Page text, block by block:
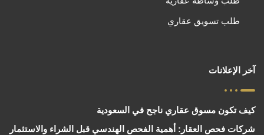
طلب تسويق عقاري
آخر الإعلانات
كيف تكون مسوق عقاري ناجح في السعودية
شركات فحص العقار: أهمية الفحص الهندسي قبل الشراء والاستثمار